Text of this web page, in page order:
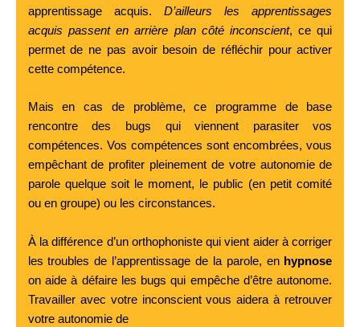
apprentissage acquis. D’ailleurs les apprentissages
acquis passent en arrière plan côté inconscient, ce qui
permet de ne pas avoir besoin de réfléchir pour activer
cette compétence.
Mais en cas de problème, ce programme de base
rencontre des bugs qui viennent parasiter vos
compétences. Vos compétences sont encombrées, vous
empêchant de profiter pleinement de votre autonomie de
parole quelque soit le moment, le public (en petit comité
ou en groupe) ou les circonstances.
À la différence d’un orthophoniste qui vient aider à corriger
les troubles de l’apprentissage de la parole, en hypnose
on aide à défaire les bugs qui empêche d’être autonome.
Travailler avec votre inconscient vous aidera à retrouver
votre autonomie de